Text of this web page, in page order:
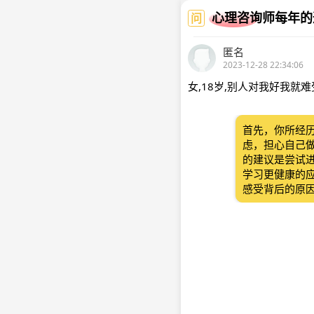
问 心理咨询师每年
匿名
2023-12-28 22:34:06
女,18岁,别人对我好我就难
首先，你所经
虑，担心自己
的建议是尝试
学习更健康的
感受背后的原